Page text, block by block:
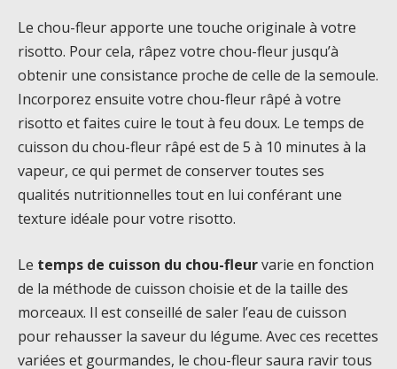
Le chou-fleur apporte une touche originale à votre
risotto. Pour cela, râpez votre chou-fleur jusqu’à
obtenir une consistance proche de celle de la semoule.
Incorporez ensuite votre chou-fleur râpé à votre
risotto et faites cuire le tout à feu doux. Le temps de
cuisson du chou-fleur râpé est de 5 à 10 minutes à la
vapeur, ce qui permet de conserver toutes ses
qualités nutritionnelles tout en lui conférant une
texture idéale pour votre risotto.
Le temps de cuisson du chou-fleurvarie en fonction
de la méthode de cuisson choisie et de la taille des
morceaux. Il est conseillé de saler l’eau de cuisson
pour rehausser la saveur du légume. Avec ces recettes
variées et gourmandes, le chou-fleur saura ravir tous